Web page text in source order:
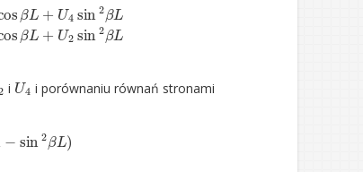
cosβ L −jI Z sinβ
i
U4
i porównaniu równań stronami
sin βL)